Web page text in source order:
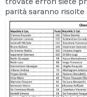
trovate errori siete
parità saranno